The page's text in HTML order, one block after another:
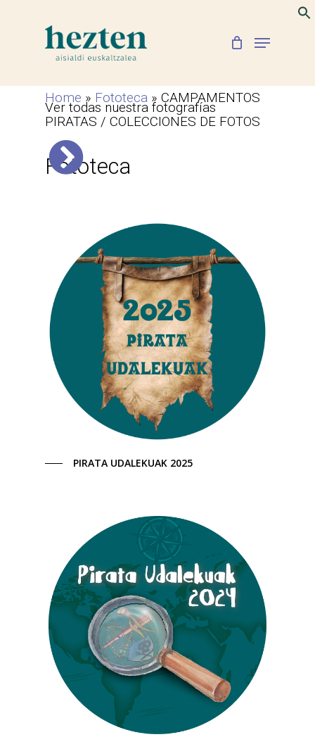
content
Menu
Home » Fototeca » CAMPAMENTOS
PIRATAS / COLECCIONES DE FOTOS
Fototeca
Ver todas nuestra fotografías
PIRATA UDALEKUAK 2025